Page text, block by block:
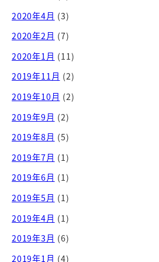
2020年4月 (3)
2020年2月 (7)
2020年1月 (11)
2019年11月 (2)
2019年10月 (2)
2019年9月 (2)
2019年8月 (5)
2019年7月 (1)
2019年6月 (1)
2019年5月 (1)
2019年4月 (1)
2019年3月 (6)
2019年1月 (4)